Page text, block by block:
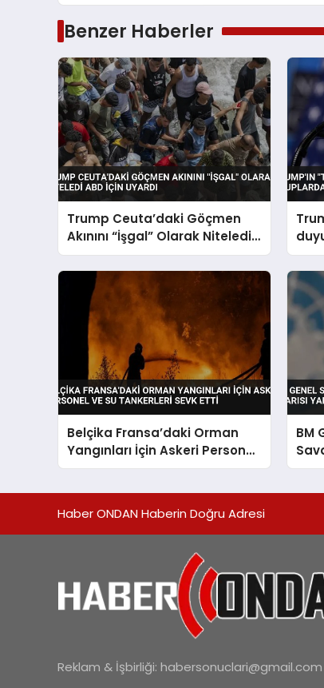
Benzer Haberler
Trump Ceuta’daki Göçmen
Akınını “İşgal” Olarak Niteledi
ABD İçin Uyardı
Belçika Fransa’daki Orman
Yangınları İçin Askeri Personel
ve Su Tankerleri Sevk Etti
BM
Haber ONDAN Haberin Doğru Adresi
Reklam & İşbirliği: habersonuclari@gmail.com